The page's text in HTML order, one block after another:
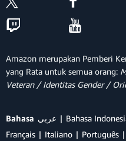
Amazon merupakan Pemberi
yang Rata untuk semua orang:
Veteran / Identitas Gender /
Bahasa عربي Bahasa
Français
Italiano Português